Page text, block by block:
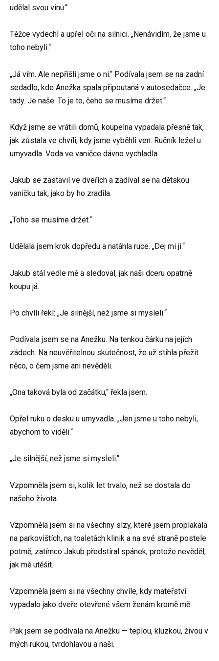
udělal svou vinu.“
Těžce vydechl a upřel oči na silnici. „Nenávidím, že jsme u
toho nebyli.“
„Já vím. Ale nepřišli jsme o ni.“ Podívala jsem se na zadní
sedadlo, kde Anežka spala připoutaná v autosedačce. „Je
tady. Je naše. To je to, čeho se musíme držet.“
Když jsme se vrátili domů, koupelna vypadala přesně tak,
jak zůstala ve chvíli, kdy jsme vyběhli ven. Ručník ležel u
umyvadla. Voda ve vaničce dávno vychladla.
Jakub se zastavil ve dveřích a zadíval se na dětskou
vaničku tak, jako by ho zradila.
„Toho se musíme držet.“
Udělala jsem krok dopředu a natáhla ruce. „Dej mi ji.“
Jakub stál vedle mě a sledoval, jak naši dceru opatrně
koupu já.
Po chvíli řekl: „Je silnější, než jsme si mysleli.“
Podívala jsem se na Anežku. Na tenkou čárku na jejích
zádech. Na neuvěřitelnou skutečnost, že už stihla přežít
něco, o čem jsme ani nevěděli.
„Ona taková byla od začátku,“ řekla jsem.
Opřel ruku o desku u umyvadla. „Jen jsme u toho nebyli,
abychom to viděli.“
„Je silnější, než jsme si mysleli.“
Vzpomněla jsem si, kolik let trvalo, než se dostala do
našeho života.
Vzpomněla jsem si na všechny slzy, které jsem proplakala
na parkovištích, na toaletách klinik a na své straně postele
potmě, zatímco Jakub předstíral spánek, protože nevěděl,
jak mě utěšit.
Vzpomněla jsem si na všechny chvíle, kdy mateřství
vypadalo jako dveře otevřené všem ženám kromě mě.
Pak jsem se podívala na Anežku — teplou, kluzkou, živou v
mých rukou, tvrdohlavou a naši.